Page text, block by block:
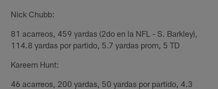
Nick Chubb:
81 acarreos, 459 yardas (2do en la NFL - S. Barkley),
114.8 yardas por partido, 5.7 yardas prom, 5 TD
Kareem Hunt:
46 acarreos, 200 yardas, 50 yardas por partido, 4.3